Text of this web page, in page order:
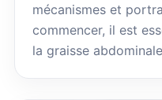
mécanismes et
commencer, il est
la graisse